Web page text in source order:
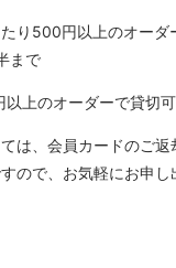
500円以上のオーダ
まで
上のオーダーで貸切可
は、会員カードのご
ので、お気軽にお申